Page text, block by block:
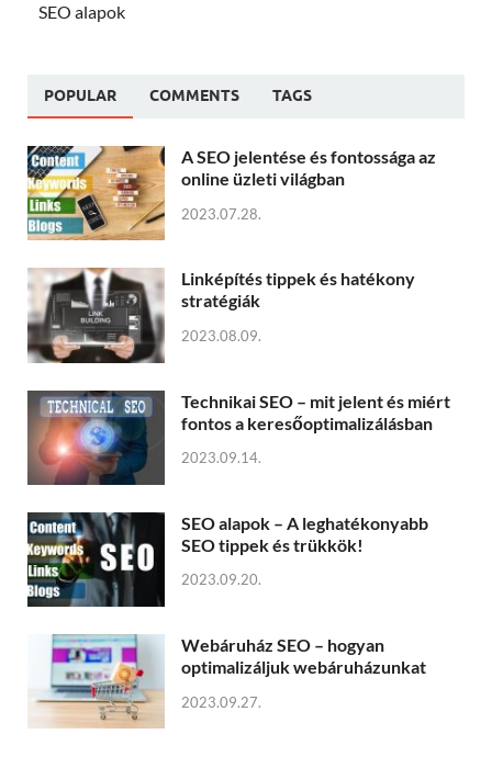
SEO alapok
POPULAR COMMENTS TAGS
A SEO jelentése és fontossága az
online üzleti világban
2023.07.28.
Linképítés tippek és hatékony
stratégiák
2023.08.09.
Technikai SEO – mit jelent és miért
fontos a keresőoptimalizálásban
2023.09.14.
SEO alapok – A leghatékonyabb
SEO tippek és trükkök!
2023.09.20.
Webáruház SEO – hogyan
optimalizáljuk webáruházunkat
2023.09.27.